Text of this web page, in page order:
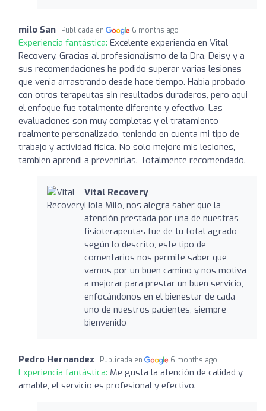
milo San Publicada en 6 months ago
Experiencia fantástica: Excelente experiencia en Vital
Recovery. Gracias al profesionalismo de la Dra. Deisy y a
sus recomendaciones he podido superar varias lesiones
que venia arrastrando desde hace tiempo. Habia probado
con otros terapeutas sin resultados duraderos, pero aqui
el enfoque fue totalmente diferente y efectivo. Las
evaluaciones son muy completas y el tratamiento
realmente personalizado, teniendo en cuenta mi tipo de
trabajo y actividad fisica. No solo mejore mis lesiones,
tambien aprendi a prevenirlas. Totalmente recomendado.
Vital Recovery
Hola Milo, nos alegra saber que la
atención prestada por una de nuestras
fisioterapeutas fue de tu total agrado
según lo descrito, este tipo de
comentarios nos permite saber que
vamos por un buen camino y nos motiva
a mejorar para prestar un buen servicio,
enfocándonos en el bienestar de cada
uno de nuestros pacientes, siempre
bienvenido
Pedro Hernandez Publicada en 6 months ago
Experiencia fantástica: Me gusta la atención de calidad y
amable, el servicio es profesional y efectivo.